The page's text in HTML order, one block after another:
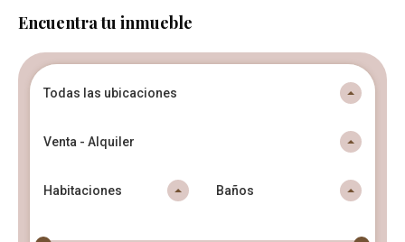
Encuentra tu inmueble
Todas las ubicaciones
Venta - Alquiler
Habitaciones Baños